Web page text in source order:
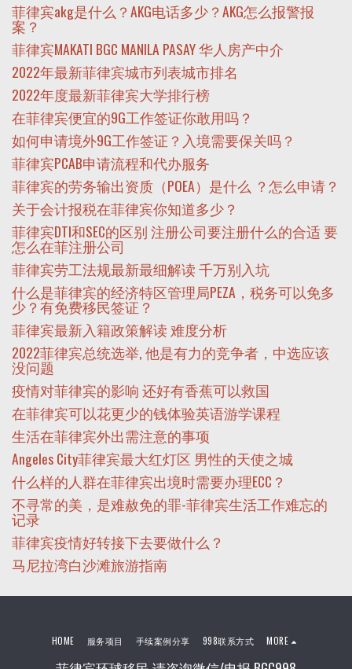
菲律宾akg是什么？AKG电话多少？AKG怎么报警报
案？
菲律宾MAKATI BGC MANILA PASAY 华人房产中介
2022年最新菲律宾城市列表城市排名
2022年度最新菲律宾大学排行榜
在菲律宾便宜的9G工作签证你敢用吗？
如何申请境外9G工作签证？入境需要保关吗？
菲律宾PCAB申请流程和代办服务
菲律宾的劳务输出资质（POEA）是什么 ？怎么申请？
关于会计报税在菲律宾你知道多少？
菲律宾DTI和SEC的区别 注册公司要注册什么的合适 要
怎么在菲注册公司
菲律宾劳工法规最新最细解读 千万别入坑
什么是菲律宾的经济特区管理局PEZA，税务可以免多
少？有免费移民签证？
菲律宾最新入籍政策解读 难度分析
2022菲律宾总统选举, 他是有力的竞争者，中选应该
没问题
疫情对菲律宾的影响 还好有香蕉可以救国
在菲律宾可以花更少的钱体验英语游学课程
生活在菲律宾外出需注意的事项
Angeles City菲律宾最大红灯区 男性的天使之城
什么样的人群在菲律宾出境时需要办理ECC？
不寻常的美，是难赦免的罪-菲律宾生活工作难忘的
记录
菲律宾疫情好转接下去要做什么？
马尼拉湾白沙滩旅游指南
HOME 服务项目 手续案例分享 998联系方式 MORE